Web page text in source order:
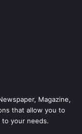
Magazine,
that allow you to
your needs.